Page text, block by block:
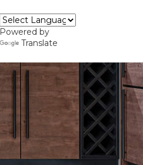
Powered by
Translate